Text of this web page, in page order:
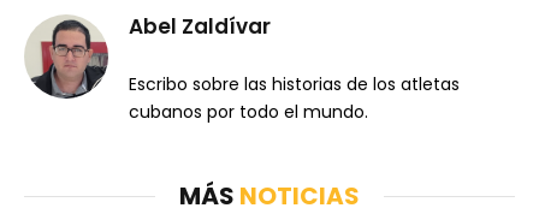
Abel Zaldívar
Escribo sobre las historias de los atletas
cubanos por todo el mundo.
MÁS NOTICIAS